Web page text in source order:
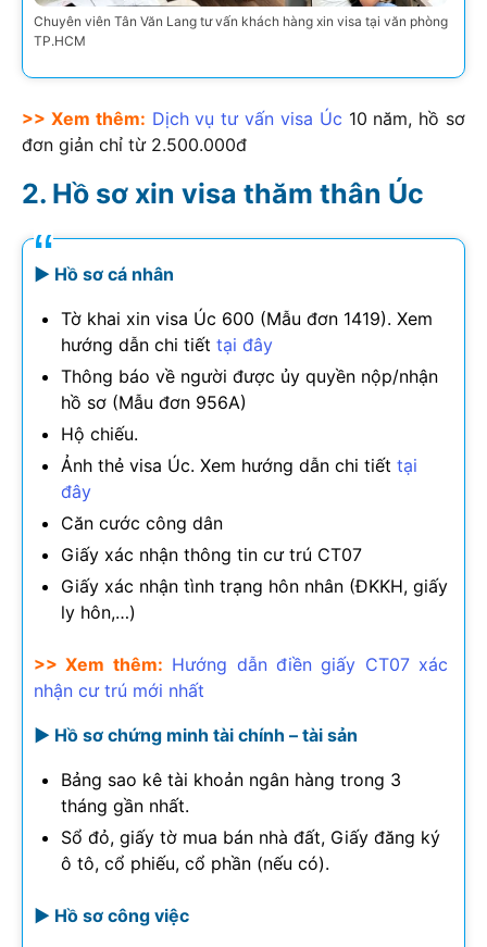
Chuyên viên Tân Văn Lang tư vấn khách hàng xin visa tại văn phòng
TP.HCM
>> Xem thêm: Dịch vụ tư vấn visa Úc 10 năm, hồ sơ
đơn giản chỉ từ 2.500.000đ
Hồ sơ xin visa thăm thân Úc
► Hồ sơ cá nhân
Tờ khai xin visa Úc 600 (Mẫu đơn 1419). Xem
hướng dẫn chi tiết tại đây
Thông báo về người được ủy quyền nộp/nhận
hồ sơ (Mẫu đơn 956A)
Hộ chiếu.
Ảnh thẻ visa Úc. Xem hướng dẫn chi tiết tại
đây
Căn cước công dân
Giấy xác nhận thông tin cư trú CT07
Giấy xác nhận tình trạng hôn nhân (ĐKKH, giấy
ly hôn,…)
>> Xem thêm: Hướng dẫn điền giấy CT07 xác
nhận cư trú mới nhất
► Hồ sơ chứng minh tài chính – tài sản
Bảng sao kê tài khoản ngân hàng trong 3
tháng gần nhất.
Sổ đỏ, giấy tờ mua bán nhà đất, Giấy đăng ký
ô tô, cổ phiếu, cổ phần (nếu có).
► Hồ sơ công việc